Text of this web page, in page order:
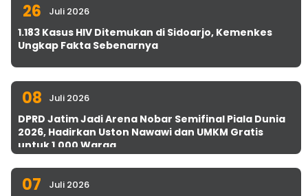
26 Juli 2026
1.183 Kasus HIV Ditemukan di Sidoarjo, Kemenkes
Ungkap Fakta Sebenarnya
08 Juli 2026
DPRD Jatim Jadi Arena Nobar Semifinal Piala Dunia
2026, Hadirkan Uston Nawawi dan UMKM Gratis
untuk 1.000 Warga
07 Juli 2026